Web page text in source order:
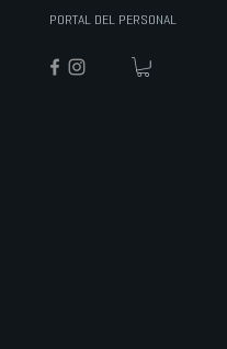
PORTAL DEL PERSONAL